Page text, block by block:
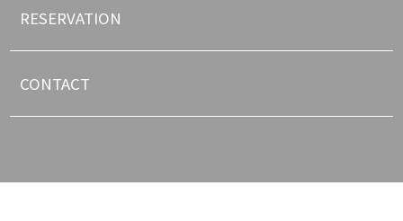
RESERVATION
CONTACT